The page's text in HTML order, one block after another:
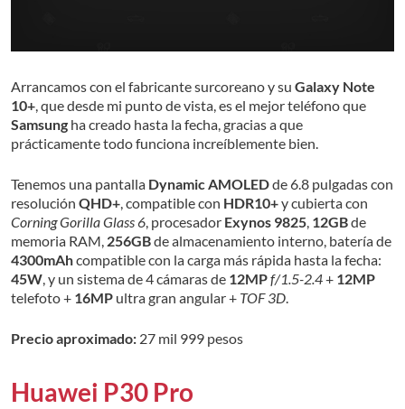
Arrancamos con el fabricante surcoreano y su Galaxy Note
10+, que desde mi punto de vista, es el mejor teléfono que
Samsung ha creado hasta la fecha, gracias a que
prácticamente todo funciona increíblemente bien.
Tenemos una pantalla Dynamic AMOLEDde 6.8 pulgadas con
resolución QHD+, compatible con HDR10+y cubierta con
Corning Gorilla Glass 6, procesador Exynos 9825, 12GBde
memoria RAM, 256GBde almacenamiento interno, batería de
4300mAhcompatible con la carga más rápida hasta la fecha:
45W, y un sistema de 4 cámaras de 12MPf/1.5-2.4+ 12MP
telefoto + 16MP ultra gran angular + TOF 3D.
Precio aproximado: 27 mil 999 pesos
Huawei P30 Pro